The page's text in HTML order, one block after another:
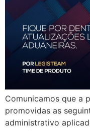
Comunicamos que a
promovidas as
administrativo